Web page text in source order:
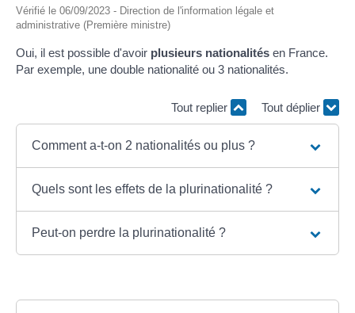
Vérifié le 06/09/2023 - Direction de l'information légale et
administrative (Première ministre)
Oui, il est possible d'avoir plusieurs nationalités en France.
Par exemple, une double nationalité ou 3 nationalités.
Tout replier Tout déplier
Comment a-t-on 2 nationalités ou plus ?
Quels sont les effets de la plurinationalité ?
Peut-on perdre la plurinationalité ?